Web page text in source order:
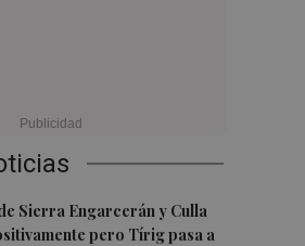
Sierra Engarcerán y Culla
pero Tírig pasa a